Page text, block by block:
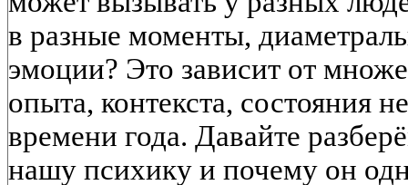
в разные моменты,
эмоции? Это зависит от
опыта, контекста, состояния
времени года. Давайте
нашу психику и почему он